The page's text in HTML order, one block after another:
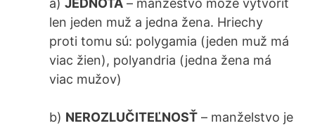
a) JEDNOTA – manžestvo môže vytvoriť
len jeden muž a jedna žena. Hriechy
proti tomu sú: polygamia (jeden muž má
viac žien), polyandria (jedna žena má
viac mužov)
b) NEROZLUČITEĽNOSŤ – manželstvo je